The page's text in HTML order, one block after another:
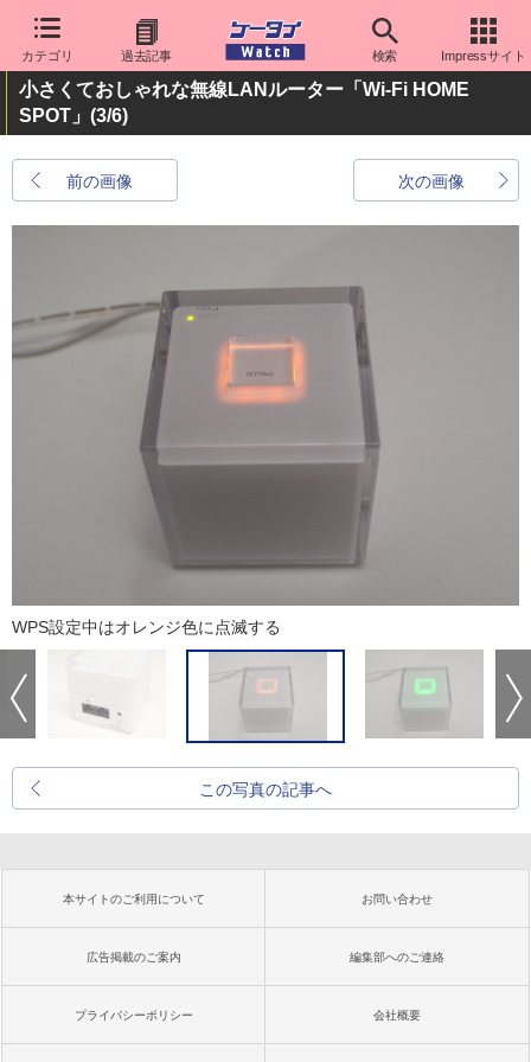
カテゴリ 過去記事 検索 Impressサイト
小さくておしゃれな無線LANルーター「Wi-Fi HOME
SPOT」 (3/6)
前の画像 次の画像
WPS設定中はオレンジ色に点滅する
この写真の記事へ
本サイトのご利用について お問い合わせ
広告掲載のご案内 編集部へのご連絡
プライバシーポリシー 会社概要